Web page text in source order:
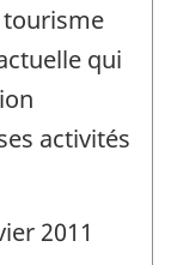
tourisme
qui
activités
2011